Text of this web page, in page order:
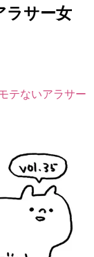
ラサー女
テないアラサー